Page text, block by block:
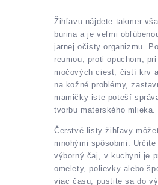
Žihľavu nájdete takmer
burina a je veľmi
jarnej očisty organizmu.
reumou, proti opuchom,
močových ciest, čistí krv
na kožné problémy,
mamičky iste poteší
tvorbu materského mlieka.
Čerstvé listy žihľavy
mnohými spôsobmi.
výborný čaj, v kuchyni je
omelety, polievky alebo
viac času, pustite sa do